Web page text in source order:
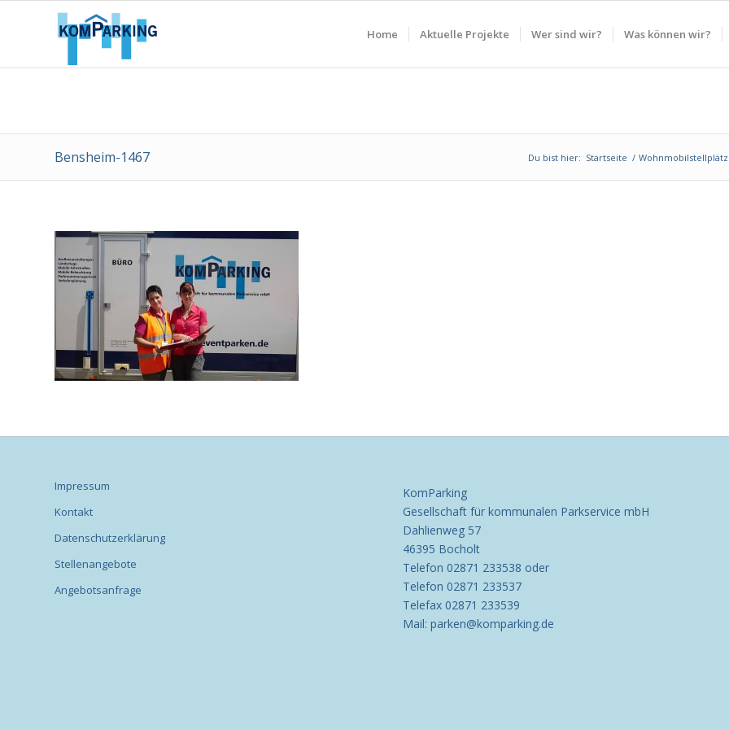
Home Aktuelle Projekte Wer sind wir? Was können wir?
Bensheim-1467 Du bist hier: Startseite /
Impressum
Kontakt
Datenschutzerklärung
Stellenangebote
Angebotsanfrage
KomParking
Gesellschaft für kommunalen Parkservice mbH
Dahlienweg 57
46395 Bocholt
Telefon 02871 233538 oder
Telefon 02871 233537
Telefax 02871 233539
Mail: parken@komparking.de